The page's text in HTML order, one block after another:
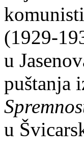
(1929-
u
puštanja
u